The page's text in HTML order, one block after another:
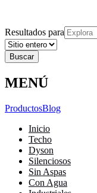
Resultados para
MENÚ
ProductosBlog
Inicio
Techo
Dyson
Silenciosos
Sin Aspas
Con Agua